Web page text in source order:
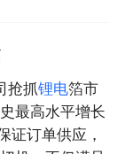
抢抓锂电箔市
最高水平增长
证订单供应，